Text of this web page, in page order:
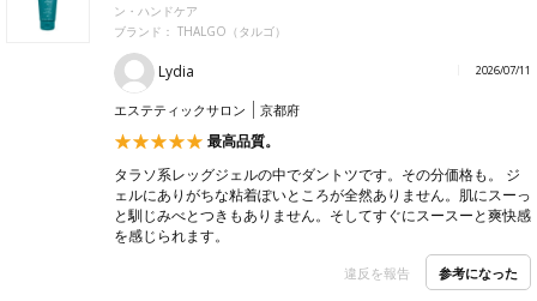
ン・ハンドケア
ブランド： THALGO（タルゴ）
Lydia 2026/07/11
エステティックサロン 京都府
最高品質。
タラソ系レッグジェルの中でダントツです。その分価格も。 ジ
ェルにありがちな粘着ぽいところが全然ありません。肌にスーっ
と馴じみべとつきもありません。そしてすぐにスースーと爽快感
を感じられます。
違反を報告 参考になった